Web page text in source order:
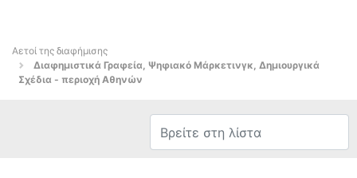
Αετοί της διαφήμισης
Διαφημιστικά Γραφεία, Ψηφιακό Μάρκετινγκ, Δημιουργικά
Σχέδια - περιοχή Αθηνών